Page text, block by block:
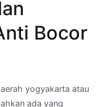
Bocor
yogyakarta atau
ada yang